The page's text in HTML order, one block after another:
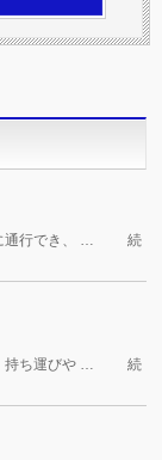
行でき、 …
続
ち運びや …
続